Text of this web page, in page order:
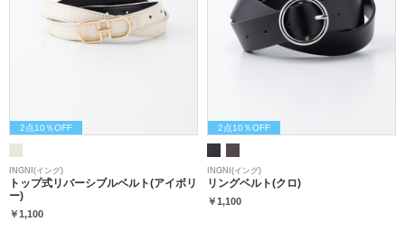
2点10％OFF
INGNI(イング)
トップ式リバーシブルベルト(アイボリ
ー)
￥1,100
2点10％OFF
INGNI(イング)
リングベルト(クロ)
￥1,100